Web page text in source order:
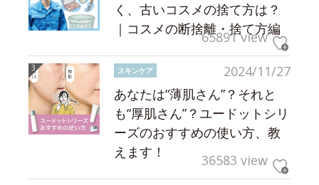
く、古いコスメの捨て方は？
｜コスメの断捨離・捨て方編
65891 view
2024/11/27
スキンケア
あなたは“薄肌さん”？それと
も“厚肌さん”？ユードットシリ
ーズのおすすめの使い方、教
えます！
36583 view